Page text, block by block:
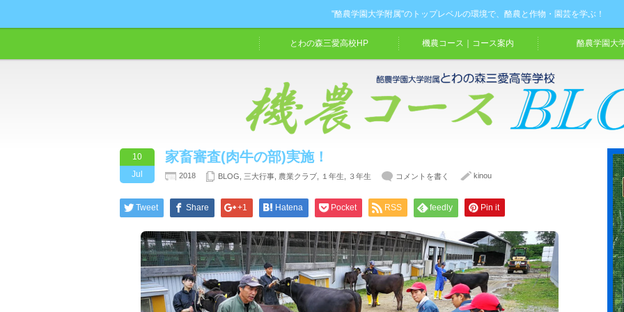
"酪農学園大学附属"のトップレベルの環境で、酪農と作物・園芸を学ぶ！
とわの森三愛高校HP 機農コース｜コース案内 酪農学園大
10
Jul
家畜審査(肉牛の部)実施！
2018 BLOG 三大行事 農業クラブ １年生 ３年生 コメントを書く kinou
Tweet Share +1 Hatena Pocket RSS feedly Pin it